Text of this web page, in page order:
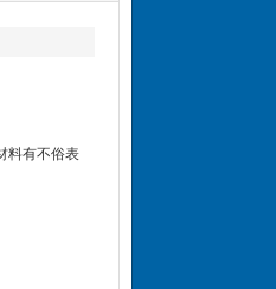
料有不俗表